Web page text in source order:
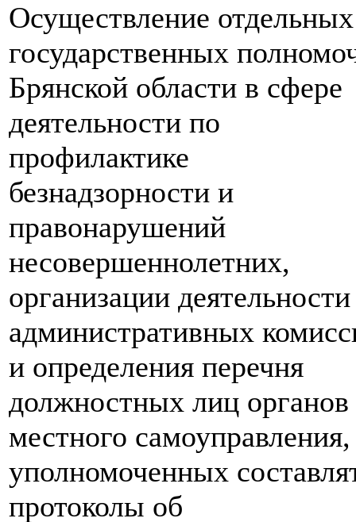
Осуществление отдельных
государственных
Брянской области в сфере
деятельности по
профилактике
безнадзорности и
правонарушений
несовершеннолетних,
организации деятельности
административных
и определения перечня
должностных лиц органов
местного самоуправления,
уполномоченных
протоколы об